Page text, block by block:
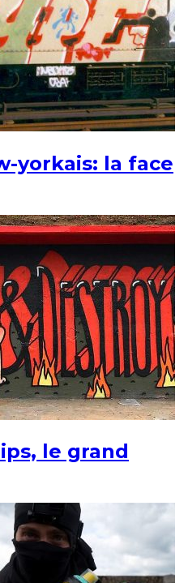
yorkais: la face
le grand